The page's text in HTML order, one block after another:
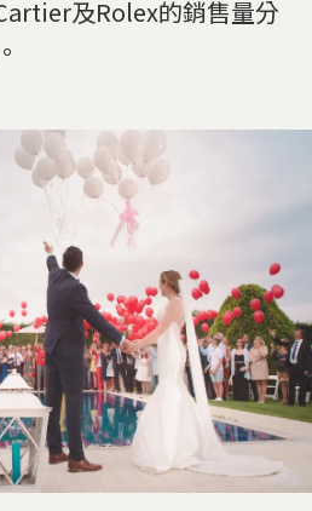
及Rolex的銷售量分